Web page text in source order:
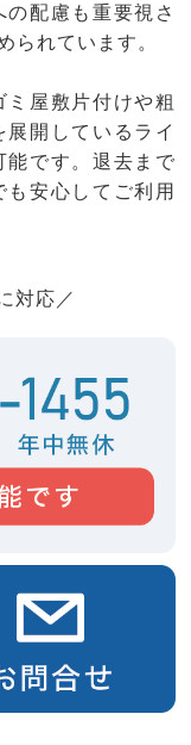
配慮も重要視さ
られています。
屋敷片付けや粗
開しているライ
能です。退去まで
安心してご利用
対応／